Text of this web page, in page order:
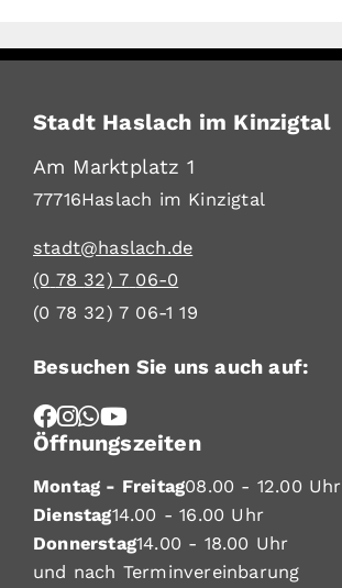
Stadt Haslach im Kinzigtal
Am Marktplatz 1
77716Haslach im Kinzigtal
stadt@haslach.de
(0 78 32) 7 06-0
(0 78 32) 7 06-1 19
Besuchen Sie uns auch auf:
Öffnungszeiten
Montag - Freitag08.00 - 12.00 Uhr
Dienstag14.00 - 16.00 Uhr
Donnerstag14.00 - 18.00 Uhr
und nach Terminvereinbarung